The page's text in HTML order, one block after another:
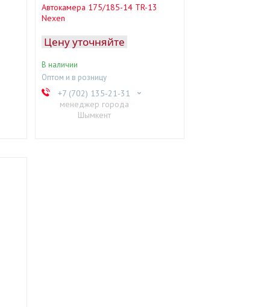
Автокамера 175/185-14 TR-13
Nexen
Цену уточняйте
В наличии
Оптом и в розницу
+7 (702) 135-21-31
менеджер города
Шымкент